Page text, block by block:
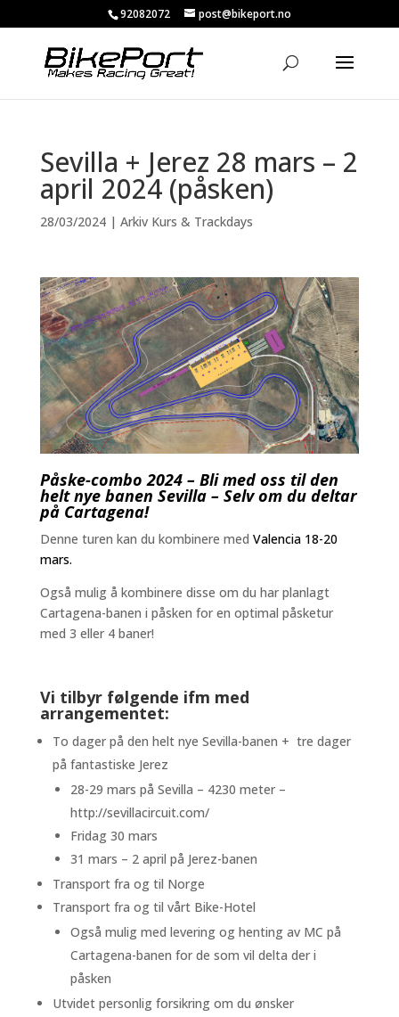
92082072 post@bikeport.no
Sevilla + Jerez 28 mars – 2
april 2024 (påsken)
28/03/2024| Arkiv Kurs & Trackdays
Påske-combo 2024 – Bli med oss til den
helt nye banen Sevilla – Selv om du deltar
på Cartagena!
Denne turen kan du kombinere med Valencia 18-20
mars.
Også mulig å kombinere disse om du har planlagt
Cartagena-banen i påsken for en optimal påsketur
med 3 eller 4 baner!
Vi tilbyr følgende ifm med
arrangementet:
To dager på den helt nye Sevilla-banen + tre dager
på fantastiske Jerez
28-29 mars på Sevilla – 4230 meter –
http://sevillacircuit.com/
Fridag 30 mars
31 mars – 2 april på Jerez-banen
Transport fra og til Norge
Transport fra og til vårt Bike-Hotel
Også mulig med levering og henting av MC på
Cartagena-banen for de som vil delta der i
påsken
Utvidet personlig forsikring om du ønsker